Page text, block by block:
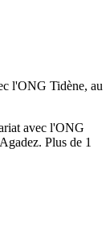
l'ONG Tidène, au
avec l'ONG
Plus de 1